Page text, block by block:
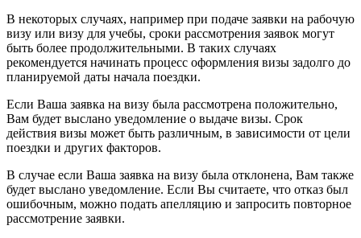
В некоторых случаях, например при подаче заявки на рабочую
визу или визу для учебы, сроки рассмотрения заявок могут
быть более продолжительными. В таких случаях
рекомендуется начинать процесс оформления визы задолго до
планируемой даты начала поездки.
Если Ваша заявка на визу была рассмотрена положительно,
Вам будет выслано уведомление о выдаче визы. Срок
действия визы может быть различным, в зависимости от цели
поездки и других факторов.
В случае если Ваша заявка на визу была отклонена, Вам также
будет выслано уведомление. Если Вы считаете, что отказ был
ошибочным, можно подать апелляцию и запросить повторное
рассмотрение заявки.